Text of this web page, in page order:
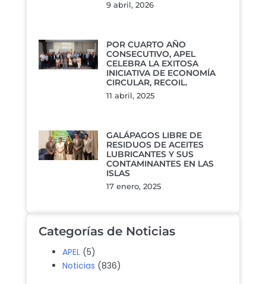
9 abril, 2026
POR CUARTO AÑO
CONSECUTIVO, APEL
CELEBRA LA EXITOSA
INICIATIVA DE ECONOMÍA
CIRCULAR, RECOIL.
11 abril, 2025
GALÁPAGOS LIBRE DE
RESIDUOS DE ACEITES
LUBRICANTES Y SUS
CONTAMINANTES EN LAS
ISLAS
17 enero, 2025
Categorías de Noticias
APEL (5)
Noticias (836)